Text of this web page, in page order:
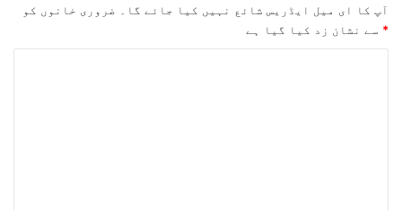
آپ کا ای میل ایڈریس شائع نہیں کیا جائے گا۔
ضروری خانوں کو
* سے نشان زد کیا گیا ہے